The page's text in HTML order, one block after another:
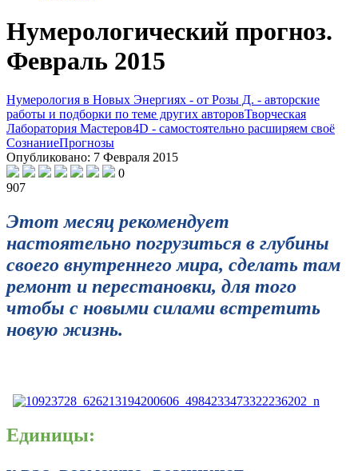
Нумерологический прогноз.
Февраль 2015
Нумерология в Новых Энергиях - от Розы Д. - авторские
работы и подборки по теме других авторовТворческая
Лаборатория Мастеров4D - самостоятельно расширяем своё
СознаниеПрогнозы
Опубликовано: 7 Февраля 2015
0
907
Этот месяц рекомендует
настоятельно погрузиться в глубины
своего внутреннего мира, сделать там
ремонт и перестановки, для того
чтобы с новыми силами встретить
новую жизнь.
Единицы: